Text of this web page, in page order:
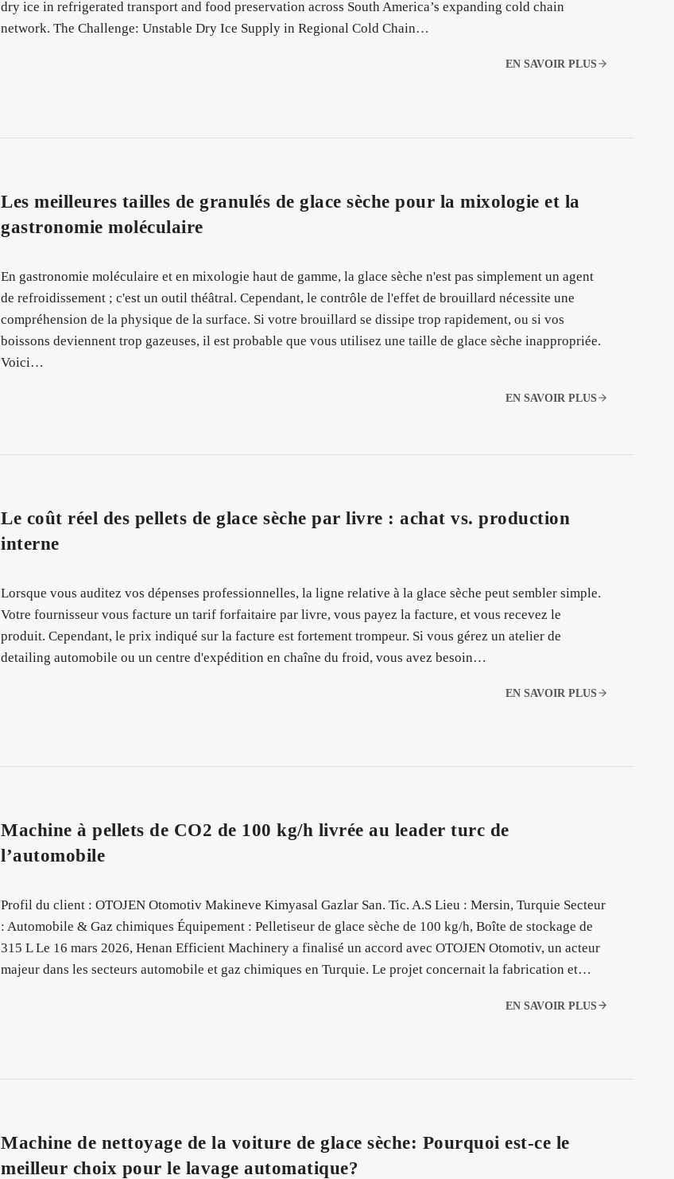
dry ice in refrigerated transport and food preservation across South America’s expanding cold chain
network. The Challenge: Unstable Dry Ice Supply in Regional Cold Chain…
EN SAVOIR PLUS
Les meilleures tailles de granulés de glace sèche pour la mixologie et la
gastronomie moléculaire
En gastronomie moléculaire et en mixologie haut de gamme, la glace sèche n'est pas simplement un agent
de refroidissement ; c'est un outil théâtral. Cependant, le contrôle de l'effet de brouillard nécessite une
compréhension de la physique de la surface. Si votre brouillard se dissipe trop rapidement, ou si vos
boissons deviennent trop gazeuses, il est probable que vous utilisez une taille de glace sèche inappropriée.
Voici…
EN SAVOIR PLUS
Le coût réel des pellets de glace sèche par livre : achat vs. production
interne
Lorsque vous auditez vos dépenses professionnelles, la ligne relative à la glace sèche peut sembler simple.
Votre fournisseur vous facture un tarif forfaitaire par livre, vous payez la facture, et vous recevez le
produit. Cependant, le prix indiqué sur la facture est fortement trompeur. Si vous gérez un atelier de
detailing automobile ou un centre d'expédition en chaîne du froid, vous avez besoin…
EN SAVOIR PLUS
Machine à pellets de CO2 de 100 kg/h livrée au leader turc de
l’automobile
Profil du client : OTOJEN Otomotiv Makineve Kimyasal Gazlar San. Tic. A.S Lieu : Mersin, Turquie Secteur
: Automobile & Gaz chimiques Équipement : Pelletiseur de glace sèche de 100 kg/h, Boîte de stockage de
315 L Le 16 mars 2026, Henan Efficient Machinery a finalisé un accord avec OTOJEN Otomotiv, un acteur
majeur dans les secteurs automobile et gaz chimiques en Turquie. Le projet concernait la fabrication et…
EN SAVOIR PLUS
Machine de nettoyage de la voiture de glace sèche: Pourquoi est-ce le
meilleur choix pour le lavage automatique?